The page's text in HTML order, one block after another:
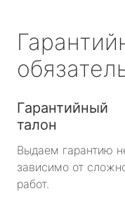
Гарантийный
талон
Выдаем гарантию
зависимо от
работ.